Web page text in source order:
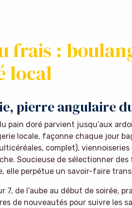
frais :
local
pierre angulaire
pain doré parvient jusqu’aux
locale, façonne chaque jour
complet),
Soucieuse de sélectionner
elle perpétue un savoir-faire
7, de l’aube au début de soirée,
de nouveautés pour suivre les